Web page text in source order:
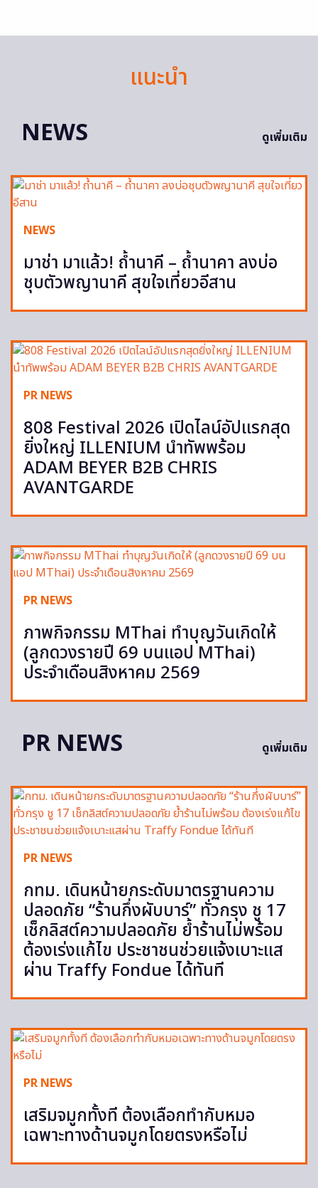
แนะนำ
NEWS
ดูเพิ่มเติม
NEWS
มาช่า มาแล้ว! ถ้ำนาคี – ถ้ำนาคา ลงบ่อ
ชุบตัวพญานาคี สุขใจเที่ยวอีสาน
PR NEWS
808 Festival 2026 เปิดไลน์อัปแรกสุด
ยิ่งใหญ่ ILLENIUM นำทัพพร้อม
ADAM BEYER B2B CHRIS
AVANTGARDE
PR NEWS
ภาพกิจกรรม MThai ทำบุญวันเกิดให้
(ลูกดวงรายปี 69 บนแอป MThai)
ประจำเดือนสิงหาคม 2569
PR NEWS ดูเพิ่มเติม
PR NEWS
กทม. เดินหน้ายกระดับมาตรฐานความ
ปลอดภัย “ร้านกึ่งผับบาร์” ทั่วกรุง ชู 17
เช็กลิสต์ความปลอดภัย ย้ำร้านไม่พร้อม
ต้องเร่งแก้ไข ประชาชนช่วยแจ้งเบาะแส
ผ่าน Traffy Fondue ได้ทันที
PR NEWS
เสริมจมูกทั้งที ต้องเลือกทำกับหมอ
เฉพาะทางด้านจมูกโดยตรงหรือไม่